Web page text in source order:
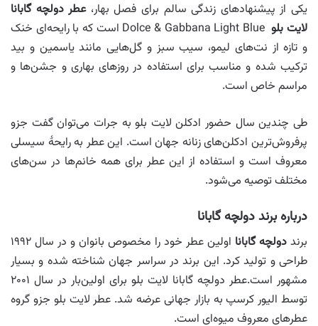
یکی از پیشنهادهای زندگی سالم برای فصل بهار،عطر دولچه گابانا
لایت بلو
Dolce & Gabbana Light Blue است که با رایحه‌ای خنک
و تازه از نت‌های لیمو، سیب سبز و گل‌هایی مانند یاسمین و بید
ترکیب شده و مناسب برای استفاده در روزهای بهاری و جشن‌ها و
مراسم خاص است.
طی چندین سال حضور ادکلن لایت بلو به جرات می‌توان گفت جزو
پرفروش‌ترین ادکلن‌های زنانه جهان است. این عطر به رایحهٔ سیسلی
معروف است و استفاده از این عطر برای همه خانم‌ها در سن‌های
مختلف توصیه می‌شود.
درباره برند دولچه گابانا
برند دولچه گابانا
اولین عطر خود را مخصوص بانوان و در سال ۱۹۹۲
طراحی و تولید کرد. این برند در سراسر جهان شناخته شده و بسیار
مشهور است.عطر دولچه گابانا لایت بلو برای اولین‌بار در سال ۲۰۰۱
توسط الیور کرسپ به بازار جهانی عرضه شد. عطر لایت بلو جزو گروه
عطرهای معروف میوه‌ای است.